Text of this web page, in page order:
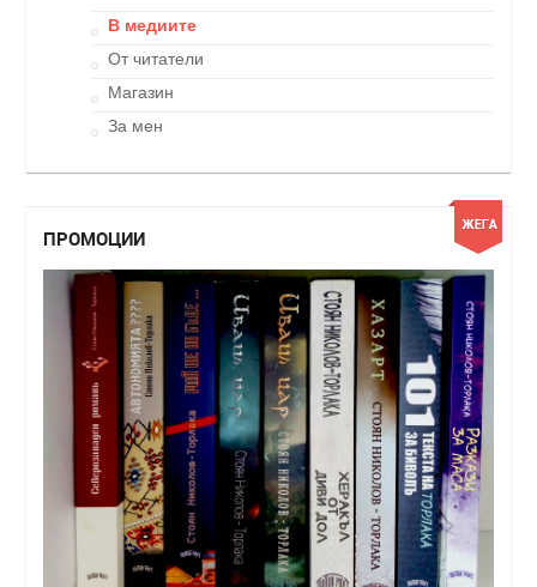
В медиите
От читатели
Магазин
За мен
ПРОМОЦИИ